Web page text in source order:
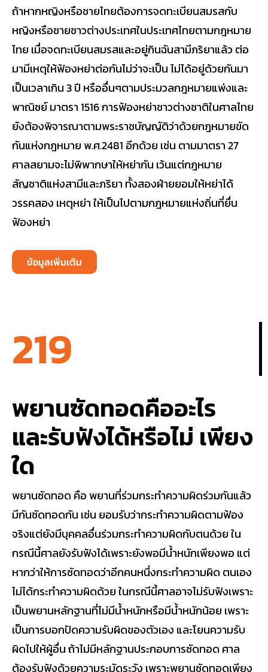
ถ้าหากหญิงหรือชายไทยต้องการจดทะเบียนสมรสกับ
หญิงหรือชายชาวต่างประเทศในประเทศไทยตามกฎหมาย
ไทย เมื่อจดทะเบียนสมรสและอยู่กินฉันสามีภริยาแล้ว ต่อ
มามีเหตุให้ฟ้องหย่าต่อกันไม่ว่าจะเป็น ไม่ได้อยู่ด้วยกันมา
เป็นเวลาเกิน 3 ปี หรืออื่นๆตามประมวลกฎหมายแพ่งและ
พาณิชย์ มาตรา 1516 การฟ้องหย่าชาวต่างชาติในศาลไทย
ยังต้องพิจารณาตามพระราชบัญญัติว่าด้วยกฎหมายขัด
กันแห่งกฎหมาย พ.ศ.2481 อีกด้วย เช่น ตามมาตรา 27
ศาลสยามจะไม่พิพากษาให้หย่ากัน เว้นแต่กฎหมาย
สัญชาติแห่งสามีและภริยา ทั้งสองฝ่ายยอมให้หย่าได้
วรรคสอง เหตุหย่า ให้เป็นไปตามกฎหมายแห่งถิ่นที่ยื่น
ฟ้องหย่า
ข้อมูลเพิ่มเติม
219
พยานซัดทอดคืออะไร
และรับฟังได้หรือไม่ เพียง
ใด
พยานซัดทอด คือ พยานที่ร่วมกระทำความผิดร่วมกันแล้ว
มีกันซัดทอดกัน เช่น ยอมรับว่ากระทำความผิดตามฟ้อง
จริงแต่ยังมีบุคคลอื่นร่วมกระทำความผิดกับตนด้วย ใน
กรณีนี้ศาลยังรับฟังได้เพราะยังพอมีน้ำหนักเพียงพอ แต่
หากว่าให้การซัดทอดว่าอีกคนหนึ่งกระทำความผิด ตนเอง
ไม่ได้กระทำความผิดด้วย ในกรณีนี้ศาลอาจไม่รับฟังเพราะ
เป็นพยานหลักฐานที่ไม่มีน้ำหนักหรือมีน้ำหนักน้อย เพราะ
เป็นการบอกปัดความรับผิดของตัวเอง และโยนความรับ
ผิดไปให้ผู้อื่น ถ้าไม่มีหลักฐานประกอบการซัดทอด ศาล
ต้องรับฟังด้วยความระมัดระวัง เพราะพยานซัดทอดเพียง